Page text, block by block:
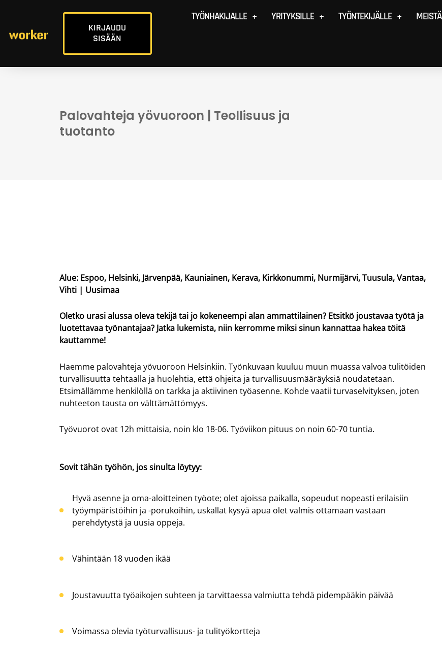
KIRJAUDU
SISÄÄN
TYÖNHAKIJALLE YRITYKSILLE TYÖNTEKIJÄLLE MEISTÄ
Palovahteja yövuoroon | Teollisuus ja
tuotanto
Alue: Espoo, Helsinki, Järvenpää, Kauniainen, Kerava, Kirkkonummi, Nurmijärvi, Tuusula, Vantaa,
Vihti | Uusimaa
Oletko urasi alussa oleva tekijä tai jo kokeneempi alan ammattilainen? Etsitkö joustavaa työtä ja
luotettavaa työnantajaa? Jatka lukemista, niin kerromme miksi sinun kannattaa hakea töitä
kauttamme!
Haemme palovahteja yövuoroon Helsinkiin. Työnkuvaan kuuluu muun muassa valvoa tulitöiden
turvallisuutta tehtaalla ja huolehtia, että ohjeita ja turvallisuusmääräyksiä noudatetaan.
Etsimällämme henkilöllä on tarkka ja aktiivinen työasenne. Kohde vaatii turvaselvityksen, joten
nuhteeton tausta on välttämättömyys.
Työvuorot ovat 12h mittaisia, noin klo 18-06. Työviikon pituus on noin 60-70 tuntia.
Sovit tähän työhön, jos sinulta löytyy:
Hyvä asenne ja oma-aloitteinen työote; olet ajoissa paikalla, sopeudut nopeasti erilaisiin
työympäristöihin ja -porukoihin, uskallat kysyä apua olet valmis ottamaan vastaan
perehdytystä ja uusia oppeja.
Vähintään 18 vuoden ikää
Joustavuutta työaikojen suhteen ja tarvittaessa valmiutta tehdä pidempääkin päivää
Voimassa olevia työturvallisuus- ja tulityökortteja